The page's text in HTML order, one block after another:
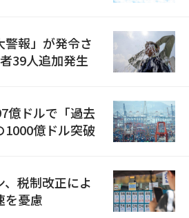
警報」が発令さ
39人追加発生
億ドルで「過去
億ドル突破
税制改正によ
を憂慮